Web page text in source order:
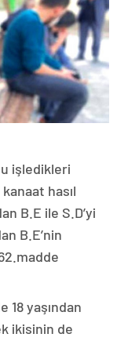
işledikleri
hasıl
B.E ile S.D’yi
B.E’nin
18 yaşından
ikisinin de